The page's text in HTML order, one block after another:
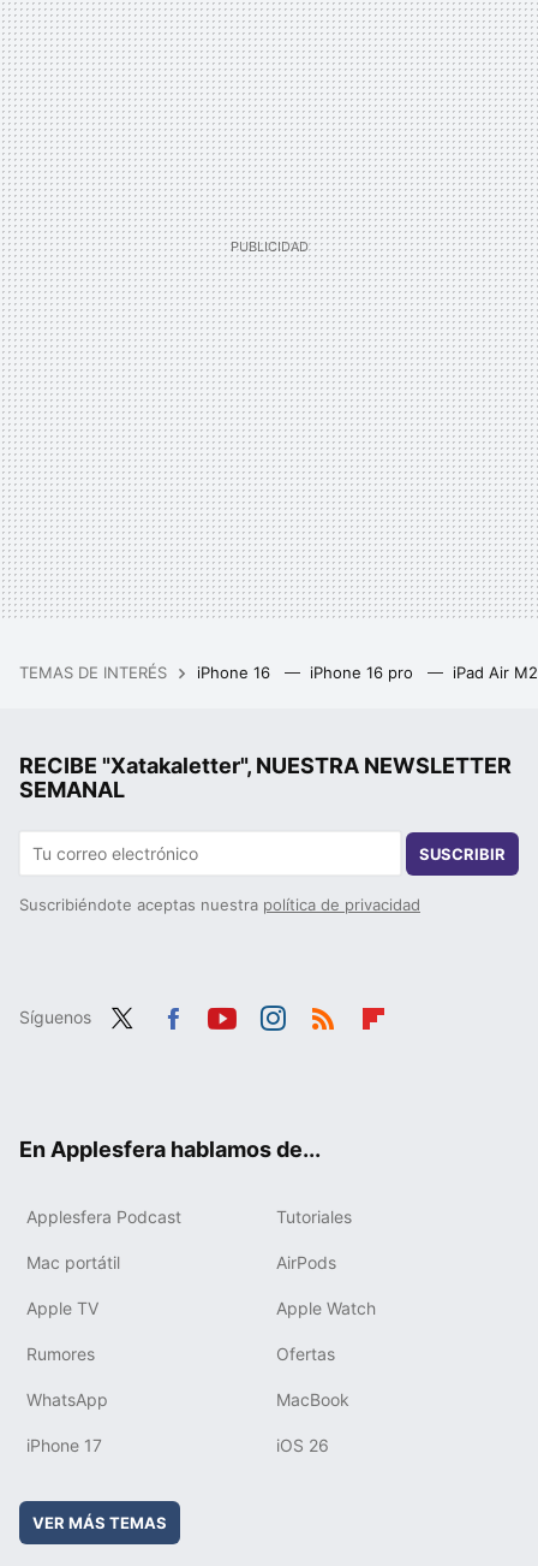
TEMAS DE INTERÉS iPhone 16 iPhone 16 pro iPad Air
RECIBE "Xatakaletter", NUESTRA NEWSLETTER
SEMANAL
SUSCRIBIR
Suscribiéndote aceptas nuestra política de privacidad
Síguenos
En Applesfera hablamos de...
Applesfera Podcast Tutoriales
Mac portátil AirPods
Apple TV Apple Watch
Rumores Ofertas
WhatsApp MacBook
iPhone 17 iOS 26
VER MÁS TEMAS